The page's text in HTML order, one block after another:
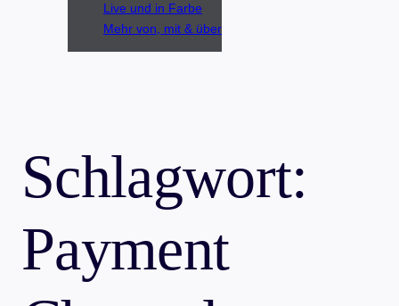
Live und in Farbe
Mehr von, mit & über
Schlagwort:
Payment